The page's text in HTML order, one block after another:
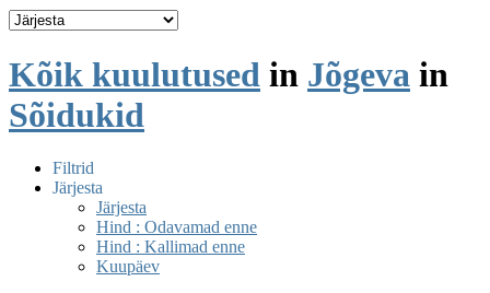
Kõik kuulutused in Jõgeva in
Sõidukid
Filtrid
Järjesta
Järjesta
Hind : Odavamad enne
Hind : Kallimad enne
Kuupäev